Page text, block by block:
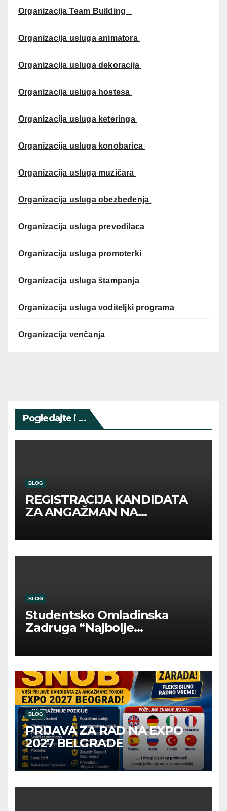
Organizacija Team Building
Organizacija usluga animatora
Organizacija usluga dekoracija
Organizacija usluga hostesa
Organizacija usluga keteringa
Organizacija usluga konobarica
Organizacija usluga muzičara
Organizacija usluga obezbeđenja
Organizacija usluga prevodilaca
Organizacija usluga promoterki
Organizacija usluga štampanja
Organizacija usluga voditeljki programa
Organizacija venčanja
Pogledajte i ...
BLOG
REGISTRACIJA KANDIDATA
ZA ANGAŽMAN NA
BLOG
Studentsko Omladinska
Zadruga “Najbolje
BLOG
PRIJAVA ZA RAD NA EXPO
2027 BELGRADE